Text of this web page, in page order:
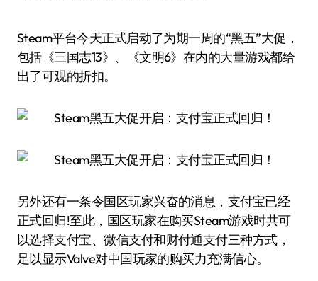
Steam平台今天正式启动了为期一周的“黑五”大促，
包括《三国志13》、《文明6》在内的大量游戏都给
出了可观的折扣。
另外还有一条令国区玩家兴奋的消息，支付宝已经
正式回归!至此，国区玩家在购买Steam游戏时共可
以选择支付宝、微信支付和财付通支付三种方式，
足以显示Valve对中国玩家的购买力充满信心。